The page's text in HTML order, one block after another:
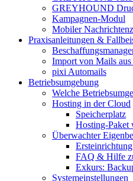
GREYHOUND
Kampagnen-Modul
Mobiler
Praxisanleitungen &
Import von Mails
pixi Automails
Betriebsumgebung
Welche
Hosting in der Cloud
Speicherplatz
Hosting-Paket
Überwachter
FAQ & Hilfe
Exkurs:
Systemeinstellungen